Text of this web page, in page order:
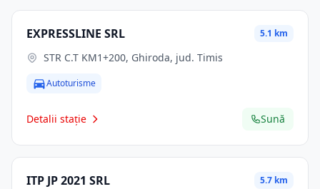
EXPRESSLINE SRL 5.1 km
STR C.T KM1+200, Ghiroda, jud. Timis
Autoturisme
Detalii stație Sună
ITP JP 2021 SRL 5.7 km